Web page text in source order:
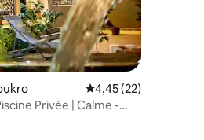
Note moyenne de
4,45 (22)
Privée | Calme -